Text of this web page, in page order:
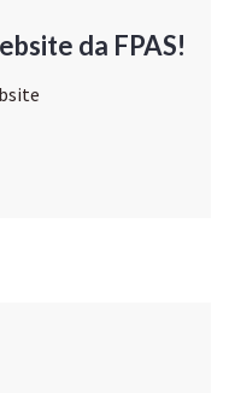
da FPAS!